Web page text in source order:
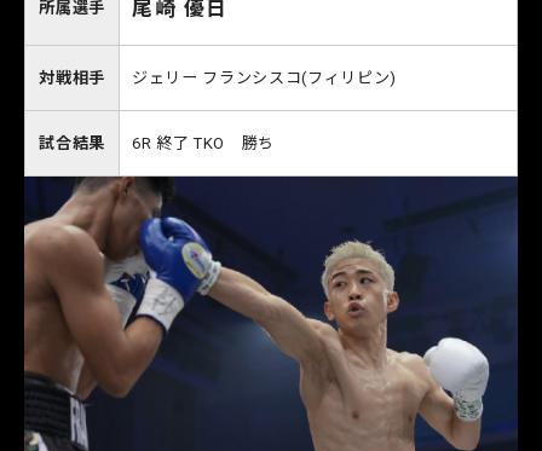
所属選手 尾崎 優日
対戦相手 ジェリー フランシスコ(フィリピン)
試合結果 6R 終了 TKO 勝ち